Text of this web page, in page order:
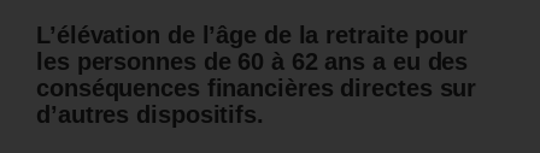
L’élévation de l’âge de la retraite pour
les personnes de 60 à 62 ans a eu des
conséquences financières directes sur
d’autres dispositifs.